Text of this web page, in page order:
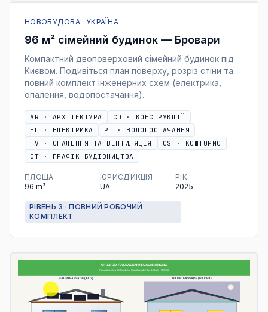
НОВОБУДОВА · УКРАЇНА
96 м² сімейний будинок — Бровари
Компактний двоповерховий сімейний будинок під
Києвом. Подивіться план поверху, розріз стіни та
повний комплект інженерних схем (електрика,
опалення, водопостачання).
AR · АРХІТЕКТУРА CD ·
КОНСТРУКЦІЇ
EL
· ЕЛЕКТРИКА PL · ВОДОПОСТАЧАННЯ
HV · ОПАЛЕННЯ ТА ВЕНТИЛЯЦІЯ CS · КОШТОРИС
CT · ГРАФІК БУДІВНИЦТВА
ПЛОЩА
96 m²
ЮРИСДИКЦІЯ
UA
РІК
2025
РІВЕНЬ 3 · ПОВНИЙ РОБОЧИЙ
КОМПЛЕКТ